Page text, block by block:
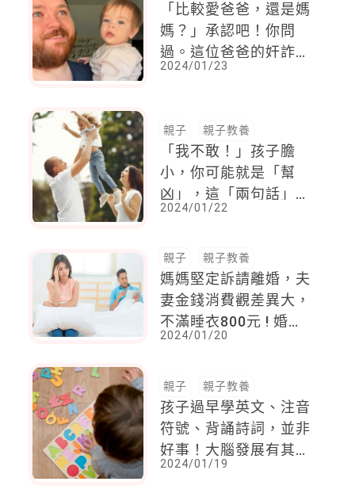
「比較愛爸爸，還是媽
媽？」承認吧！你問
過。這位爸爸的奸詐問
法笑翻眾媽媽
2024/01/23
親子 親子教養
「我不敢！」孩子膽
小，你可能就是「幫
凶」，這「兩句話」千
萬不要說，才不會無形
2024/01/22
親子 親子教養
媽媽堅定訴請離婚，夫
妻金錢消費觀差異大，
不滿睡衣800元 ! 婚姻
走到絕路的10大地雷
2024/01/20
親子 親子教養
孩子過早學英文、注音
符號、背誦詩詞，並非
好事！大腦發展有其順
序，勉強學將導致焦慮
2024/01/19